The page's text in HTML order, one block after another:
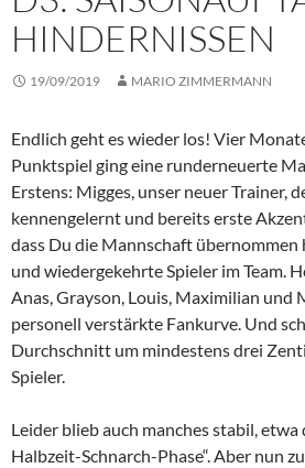
HINDERNISSEN
19/09/2019 MARIO ZIMMERMANN
Endlich geht es wieder los! Vier
Punktspiel ging eine runderneuerte
Erstens: Migges, unser neuer Trainer,
kennengelernt und bereits erste
dass Du die Mannschaft übernommen
und wiedergekehrte Spieler im Team.
Anas, Grayson, Louis, Maximilian und
personell verstärkte Fankurve. Und
Durchschnitt um mindestens drei
Spieler.
Leider blieb auch manches stabil, etwa
Halbzeit-Schnarch-Phase“. Aber nun